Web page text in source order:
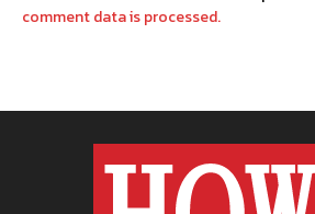
comment data is processed.